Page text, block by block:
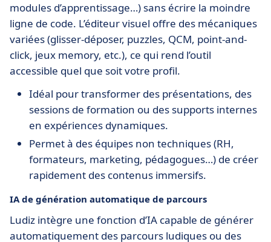
modules d’apprentissage…) sans écrire la moindre
ligne de code. L’éditeur visuel offre des mécaniques
variées (glisser-déposer, puzzles, QCM, point-and-
click, jeux memory, etc.), ce qui rend l’outil
accessible quel que soit votre profil.
Idéal pour transformer des présentations, des
sessions de formation ou des supports internes
en expériences dynamiques.
Permet à des équipes non techniques (RH,
formateurs, marketing, pédagogues…) de créer
rapidement des contenus immersifs.
IA de génération automatique de parcours
Ludiz intègre une fonction d’IA capable de générer
automatiquement des parcours ludiques ou des